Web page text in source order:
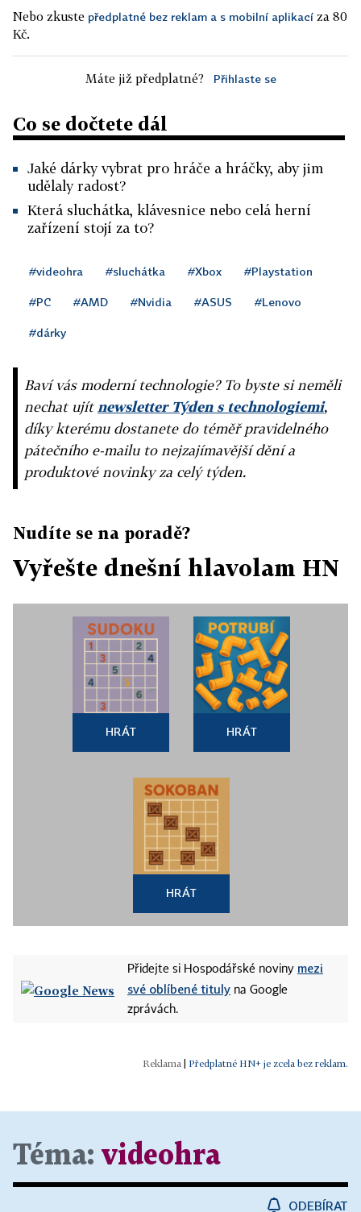
Nebo zkuste předplatné bez reklam a s mobilní aplikací za 80
Kč.
Máte již předplatné? Přihlaste se
Co se dočtete dál
Jaké dárky vybrat pro hráče a hráčky, aby jim
udělaly radost?
Která sluchátka, klávesnice nebo celá herní
zařízení stojí za to?
#videohra #sluchátka #Xbox #Playstation
#PC #AMD #Nvidia #ASUS #Lenovo
#dárky
Baví vás moderní technologie? To byste si neměli
nechat ujít newsletter Týden s technologiemi,
díky kterému dostanete do téměř pravidelného
pátečního e-mailu to nejzajímavější dění a
produktové novinky za celý týden.
Nudíte se na poradě?
Vyřešte dnešní hlavolam HN
HRÁT HRÁT
HRÁT
Přidejte si Hospodářské noviny mezi
své oblíbené tituly na Google
zprávách.
Předplatné HN+ je zcela bez reklam.
Téma: videohra
ODEBÍRAT